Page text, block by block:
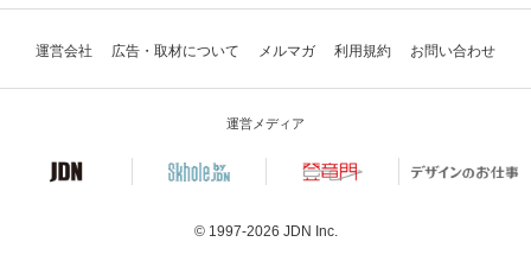
運営会社 広告・取材について メルマガ 利用規約 お問い合わせ
運営メディア
© 1997-2026 JDN Inc.